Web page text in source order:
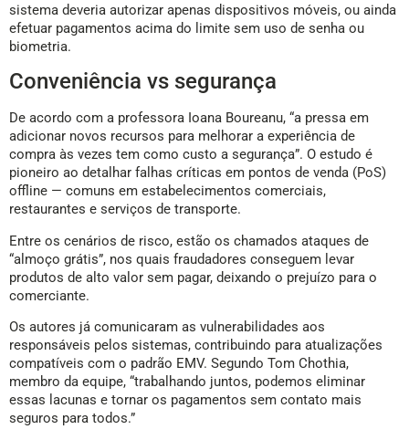
sistema deveria autorizar apenas dispositivos móveis, ou ainda
efetuar pagamentos acima do limite sem uso de senha ou
biometria.
Conveniência vs segurança
De acordo com a professora Ioana Boureanu, “a pressa em
adicionar novos recursos para melhorar a experiência de
compra às vezes tem como custo a segurança”. O estudo é
pioneiro ao detalhar falhas críticas em pontos de venda (PoS)
offline — comuns em estabelecimentos comerciais,
restaurantes e serviços de transporte.
Entre os cenários de risco, estão os chamados ataques de
“almoço grátis”, nos quais fraudadores conseguem levar
produtos de alto valor sem pagar, deixando o prejuízo para o
comerciante.
Os autores já comunicaram as vulnerabilidades aos
responsáveis pelos sistemas, contribuindo para atualizações
compatíveis com o padrão EMV. Segundo Tom Chothia,
membro da equipe, “trabalhando juntos, podemos eliminar
essas lacunas e tornar os pagamentos sem contato mais
seguros para todos.”